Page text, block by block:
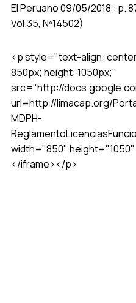
El Peruano 09/05/2018 : p.
Vol.35, Nº14502)
<p style="text-align:
850px; height: 1050px;"
src="http://
url=http://limacap.org/
MDPH-
width="850"
</iframe></p>